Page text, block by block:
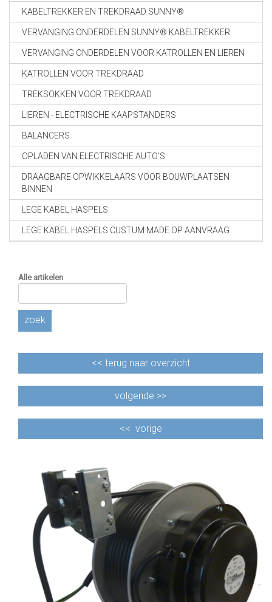
KABELTREKKER EN TREKDRAAD SUNNY®
VERVANGING ONDERDELEN SUNNY® KABELTREKKER
VERVANGING ONDERDELEN VOOR KATROLLEN EN LIEREN
KATROLLEN VOOR TREKDRAAD
TREKSOKKEN VOOR TREKDRAAD
LIEREN - ELECTRISCHE KAAPSTANDERS
BALANCERS
OPLADEN VAN ELECTRISCHE AUTO'S
DRAAGBARE OPWIKKELAARS VOOR BOUWPLAATSEN
BINNEN
LEGE KABEL HASPELS
LEGE KABEL HASPELS CUSTUM MADE OP AANVRAAG
Alle artikelen
zoek
<< terug naar overzicht
volgende >>
<< vorige